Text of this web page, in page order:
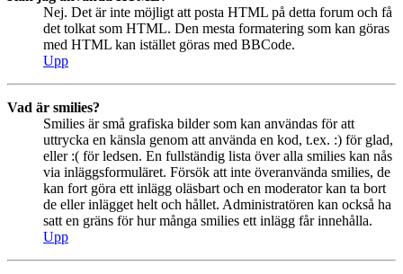
Nej. Det är inte möjligt att posta HTML på detta forum och få
det tolkat som HTML. Den mesta formatering som kan göras
med HTML kan istället göras med BBCode.
Upp
Vad är smilies?
Smilies är små grafiska bilder som kan användas för att
uttrycka en känsla genom att använda en kod, t.ex. :) för glad,
eller :( för ledsen. En fullständig lista över alla smilies kan nås
via inläggsformuläret. Försök att inte överanvända smilies, de
kan fort göra ett inlägg oläsbart och en moderator kan ta bort
de eller inlägget helt och hållet. Administratören kan också ha
satt en gräns för hur många smilies ett inlägg får innehålla.
Upp